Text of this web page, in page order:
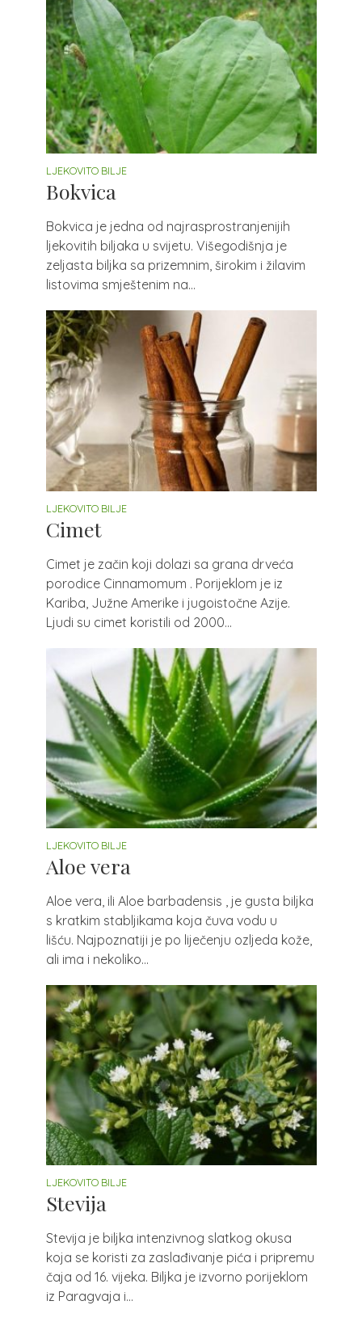
LJEKOVITO BILJE
Bokvica
Bokvica je jedna od najrasprostranjenijih
ljekovitih biljaka u svijetu. Višegodišnja je
zeljasta biljka sa prizemnim, širokim i žilavim
listovima smještenim na...
LJEKOVITO BILJE
Cimet
Cimet je začin koji dolazi sa grana drveća
porodice Cinnamomum . Porijeklom je iz
Kariba, Južne Amerike i jugoistočne Azije.
Ljudi su cimet koristili od 2000...
LJEKOVITO BILJE
Aloe vera
Aloe vera, ili Aloe barbadensis , je gusta biljka
s kratkim stabljikama koja čuva vodu u
lišću. Najpoznatiji je po liječenju ozljeda kože,
ali ima i nekoliko...
LJEKOVITO BILJE
Stevija
Stevija je biljka intenzivnog slatkog okusa
koja se koristi za zaslađivanje pića i pripremu
čaja od 16. vijeka. Biljka je izvorno porijeklom
iz Paragvaja i...